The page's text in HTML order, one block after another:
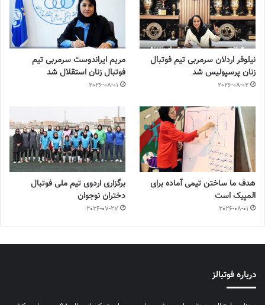
نیلوفر اردلان سرمربی تیم فوتبال
زنان پرسپولیس شد
2026-08-02
مریم ایراندوست سرمربی تیم
فوتبال زنان استقلال شد
2026-08-01
هدف ما ساختن تیمی آماده برای
المپیک است
2026-08-01
برگزاری اردوی تیم ملی فوتبال
دختران نوجوان
2026-07-27
درباره فوتبالز